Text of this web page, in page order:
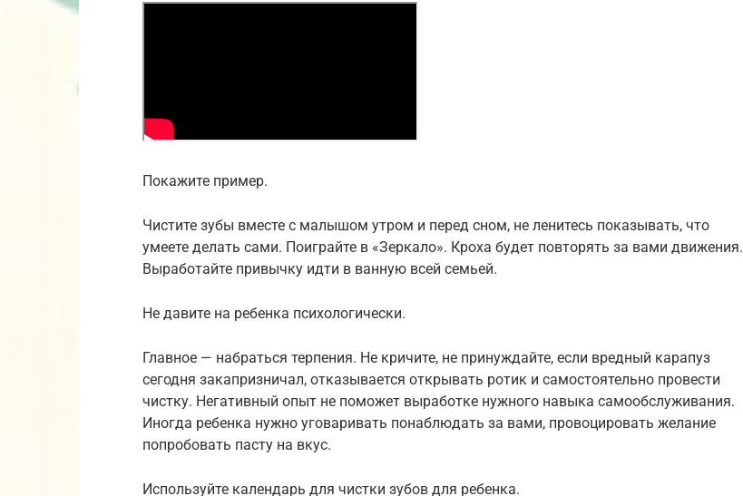
Покажите пример.
Чистите зубы вместе с малышом утром и перед сном, не ленитесь показывать, что
умеете делать сами. Поиграйте в «Зеркало». Кроха будет повторять за вами движения.
Выработайте привычку идти в ванную всей семьей.
Не давите на ребенка психологически.
Главное — набраться терпения. Не кричите, не принуждайте, если вредный карапуз
сегодня закапризничал, отказывается открывать ротик и самостоятельно провести
чистку. Негативный опыт не поможет выработке нужного навыка самообслуживания.
Иногда ребенка нужно уговаривать понаблюдать за вами, провоцировать желание
попробовать пасту на вкус.
Используйте календарь для чистки зубов для ребенка.